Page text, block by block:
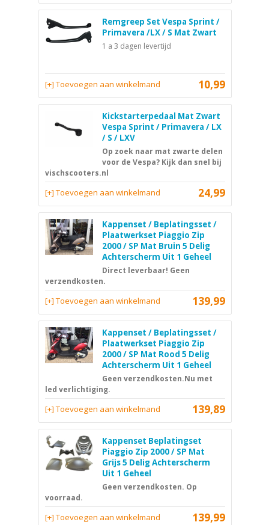
Remgreep Set Vespa Sprint /
Primavera /LX / S Mat Zwart
1 a 3 dagen levertijd
10,99
[+] Toevoegen aan winkelmand
Kickstarterpedaal Mat Zwart
Vespa Sprint / Primavera / LX
/ S / LXV
Op zoek naar mat zwarte delen
voor de Vespa? Kijk dan snel bij
vischscooters.nl
24,99
[+] Toevoegen aan winkelmand
Kappenset / Beplatingsset /
Plaatwerkset Piaggio Zip
2000 / SP Mat Bruin 5 Delig
Achterscherm Uit 1 Geheel
Direct leverbaar! Geen
verzendkosten.
139,99
[+] Toevoegen aan winkelmand
Kappenset / Beplatingsset /
Plaatwerkset Piaggio Zip
2000 / SP Mat Rood 5 Delig
Achterscherm Uit 1 Geheel
Geen verzendkosten.Nu met
led verlichtiging.
139,89
[+] Toevoegen aan winkelmand
Kappenset Beplatingset
Piaggio Zip 2000 / SP Mat
Grijs 5 Delig Achterscherm
Uit 1 Geheel
Geen verzendkosten. Op
voorraad.
139,99
[+] Toevoegen aan winkelmand